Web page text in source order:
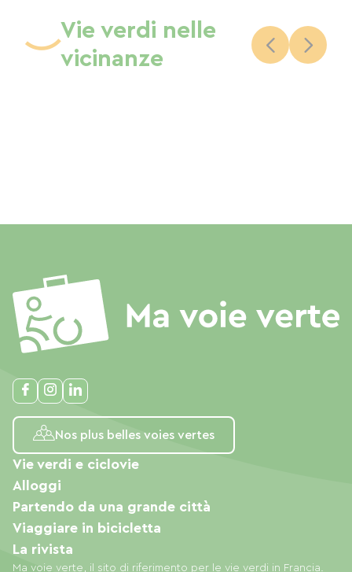
Vie verdi nelle
vicinanze
Nos plus belles voies vertes
Ma voie verte, il sito di riferimento per le vie verdi in Francia.
Vie verdi e ciclovie
Alloggi
Partendo da una grande città
Viaggiare in bicicletta
La rivista